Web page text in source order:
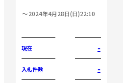
2024年4月28日(日)22:10
現在 -
入札件数 -